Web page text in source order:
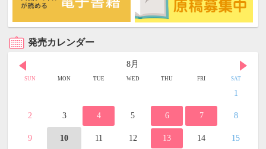
発売カレンダー
8月
SUN MON TUE WED THU FRI SAT
1
2 3 4 5 6 7 8
9 10 11 12 13 14 15